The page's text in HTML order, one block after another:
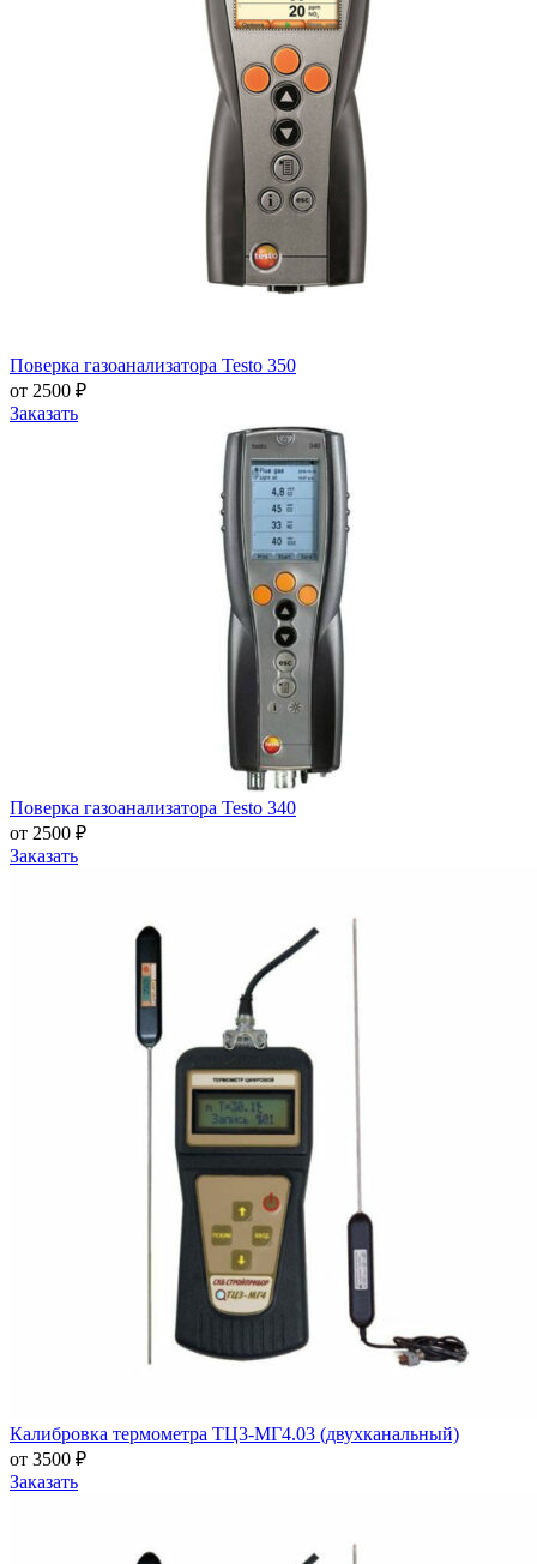
Поверка газоанализатора Testo 350
от 2500 ₽
Заказать
Поверка газоанализатора Testo 340
от 2500 ₽
Заказать
Калибровка термометра ТЦ3-МГ4.03 (двухканальный)
от 3500 ₽
Заказать